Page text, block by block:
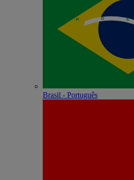
Brasil - Português